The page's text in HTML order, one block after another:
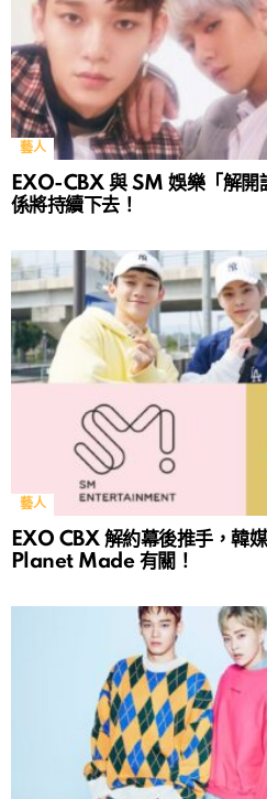
藝人
EXO-CBX 與 SM 娛樂「解開
係將持續下去！
藝人
EXO CBX 解約幕後推手，韓
Planet Made 有關！